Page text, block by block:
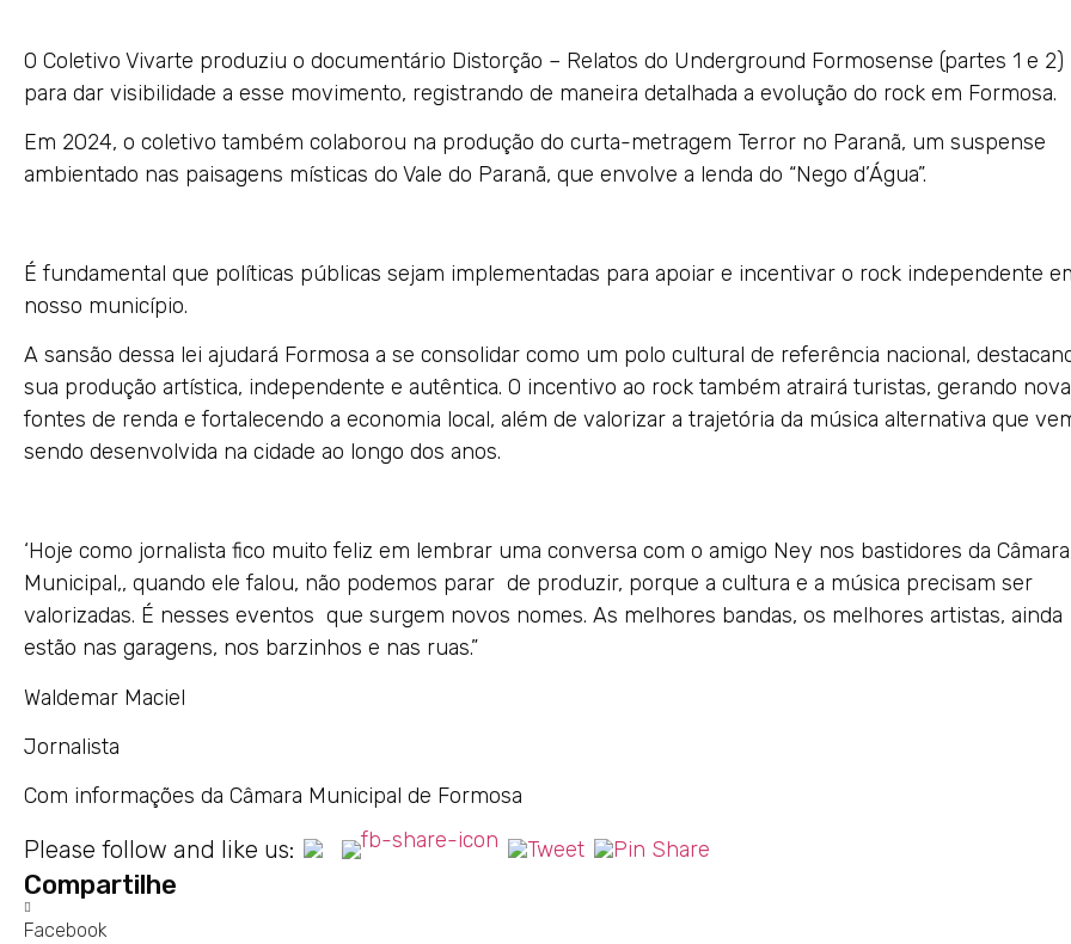
O Coletivo Vivarte produziu o documentário Distorção – Relatos do Underground Formosense (partes 1 e 2)
para dar visibilidade a esse movimento, registrando de maneira detalhada a evolução do rock em Formosa.
Em 2024, o coletivo também colaborou na produção do curta-metragem Terror no Paranã, um suspense
ambientado nas paisagens místicas do Vale do Paranã, que envolve a lenda do “Nego d’Água”.
É fundamental que políticas públicas sejam implementadas para apoiar e incentivar o rock independente
nosso município.
A sansão dessa lei ajudará Formosa a se consolidar como um polo cultural de referência nacional,
sua produção artística, independente e autêntica. O incentivo ao rock também atrairá turistas, gerando
fontes de renda e fortalecendo a economia local, além de valorizar a trajetória da música alternativa que
sendo desenvolvida na cidade ao longo dos anos.
‘Hoje como jornalista fico muito feliz em lembrar uma conversa com o amigo Ney nos bastidores da Câmara
Municipal,, quando ele falou, não podemos parar de produzir, porque a cultura e a música precisam ser
valorizadas. É nesses eventos que surgem novos nomes. As melhores bandas, os melhores artistas, ainda
estão nas garagens, nos barzinhos e nas ruas.”
Waldemar Maciel
Jornalista
Com informações da Câmara Municipal de Formosa
Please follow and like us:
Compartilhe
Facebook